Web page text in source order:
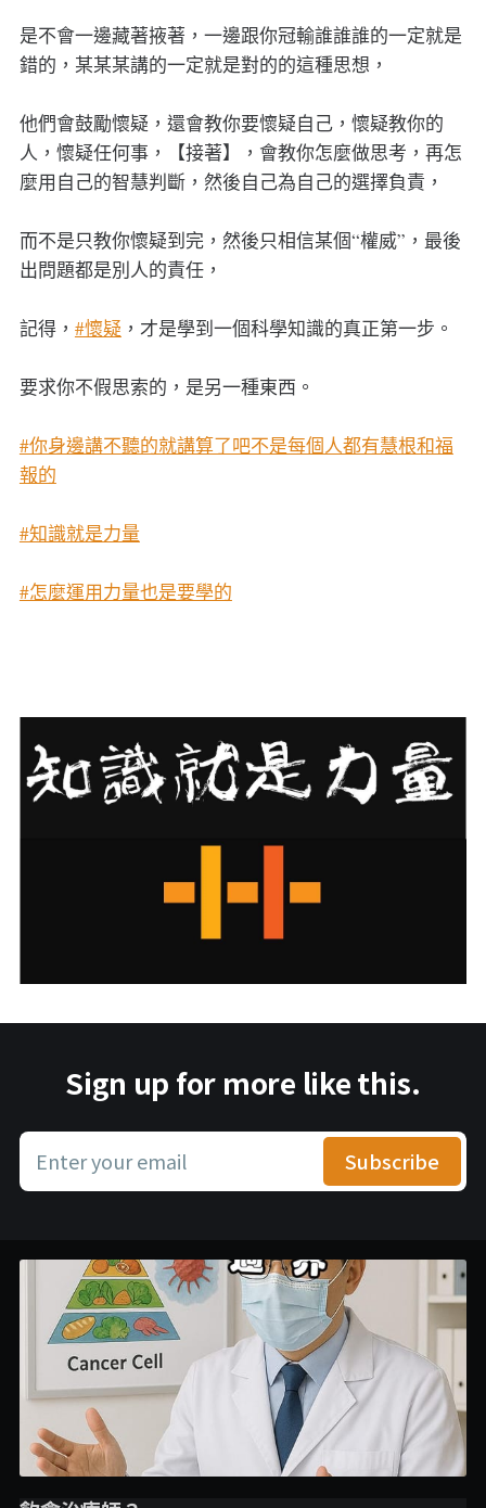
是不會一邊藏著掖著，一邊跟你冠輸誰誰誰的一定就是
錯的，某某某講的一定就是對的的這種思想，
他們會鼓勵懷疑，還會教你要懷疑自己，懷疑教你的
人，懷疑任何事，【接著】，會教你怎麼做思考，再怎
麼用自己的智慧判斷，然後自己為自己的選擇負責，
而不是只教你懷疑到完，然後只相信某個“權威”，最後
出問題都是別人的責任，
記得， #懷疑 ，才是學到一個科學知識的真正第一步。
要求你不假思索的，是另一種東西。
#你身邊講不聽的就講算了吧不是每個人都有慧根和福
報的
#知識就是力量
#怎麼運用力量也是要學的
Sign up for more like this.
Enter your email Subscribe